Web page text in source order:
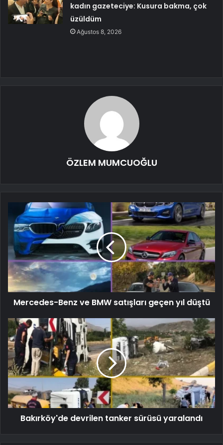
kadın gazeteciye: Kusura bakma, çok
üzüldüm
Ağustos 8, 2026
ÖZLEM MUMCUOĞLU
Mercedes-Benz ve BMW satışları geçen yıl düştü
Bakırköy'de devrilen tanker sürüsü yaralandı